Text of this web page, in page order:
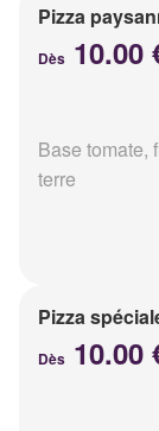
Pizza
Dès 10.00
Base tomate,
terre
Pizza
Dès 10.00